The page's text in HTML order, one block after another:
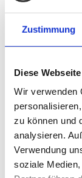
Zustimmung
Diese
Wir verwenden
zu können und
analysieren.
Verwendung
soziale